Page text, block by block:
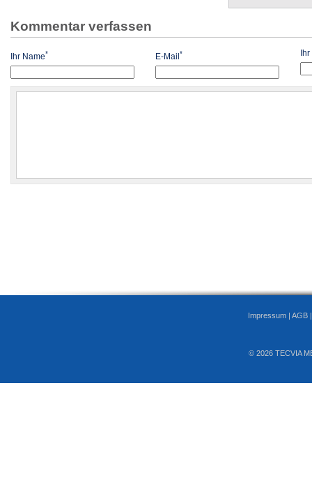
Kommentar verfassen
Ihr Name* E-Mail* Ihr
Impressum | AGB
© 2026 TECVIA